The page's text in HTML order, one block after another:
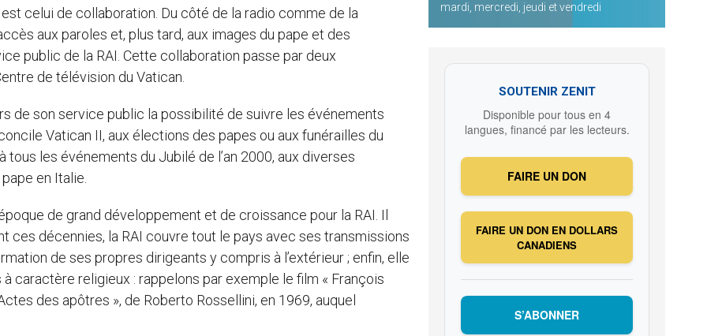
celui de collaboration. Du côté de la radio comme de la
aux paroles et, plus tard, aux images du pape et des
public de la RAI. Cette collaboration passe par deux
de télévision du Vatican.
de son service public la possibilité de suivre les événements
Vatican II, aux élections des papes ou aux funérailles du
tous les événements du Jubilé de l’an 2000, aux diverses
en Italie.
de grand développement et de croissance pour la RAI. Il
ces décennies, la RAI couvre tout le pays avec ses transmissions
de ses propres dirigeants y compris à l’extérieur ; enfin, elle
caractère religieux : rappelons par exemple le film « François
des apôtres », de Roberto Rossellini, en 1969, auquel
mardi, mercredi, jeudi et vendredi
SOUTENIR ZENIT
Disponible pour tous en 4
langues, financé par les lecteurs.
FAIRE UN DON
FAIRE UN DON EN DOLLARS
CANADIENS
S’ABONNER